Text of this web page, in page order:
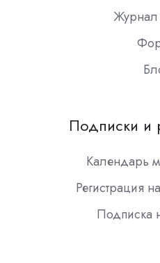
Журнал
Подписки и
Календарь
Регистрация
Подписка